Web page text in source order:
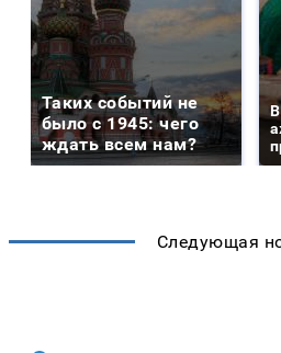
Таких событий не
было с 1945: чего
ждать всем нам?
Следующая